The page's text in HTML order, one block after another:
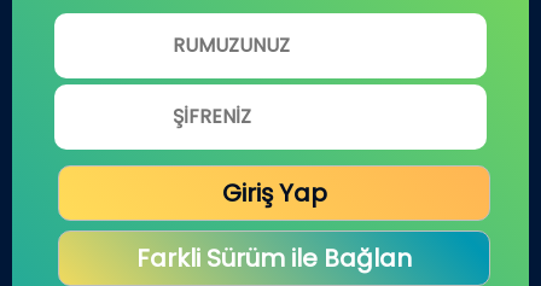
Giriş Yap
Farkli Sürüm ile Bağlan